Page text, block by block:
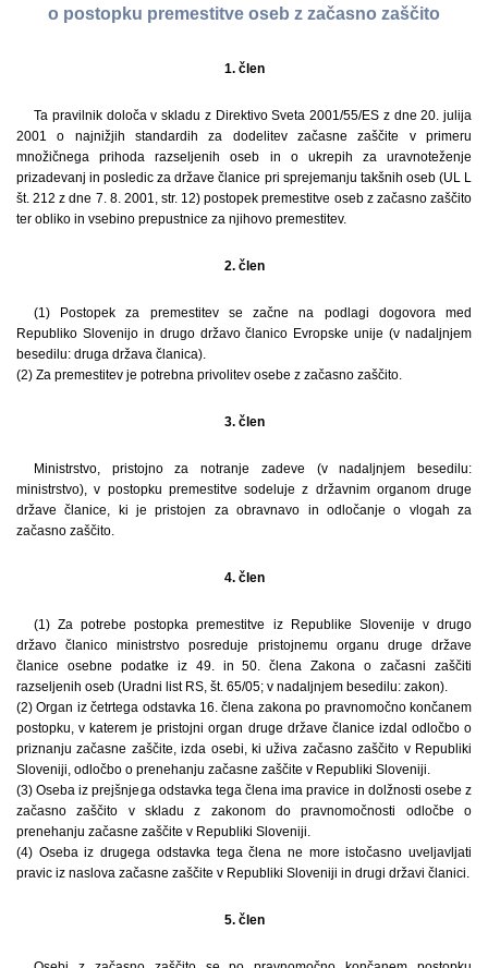
o postopku premestitve oseb z začasno zaščito
1. člen
Ta pravilnik določa v skladu z Direktivo Sveta 2001/55/ES z dne 20. julija
2001 o najnižjih standardih za dodelitev začasne zaščite v primeru
množičnega prihoda razseljenih oseb in o ukrepih za uravnoteženje
prizadevanj in posledic za države članice pri sprejemanju takšnih oseb (UL L
št. 212 z dne 7. 8. 2001, str. 12) postopek premestitve oseb z začasno zaščito
ter obliko in vsebino prepustnice za njihovo premestitev.
2. člen
(1) Postopek za premestitev se začne na podlagi dogovora med
Republiko Slovenijo in drugo državo članico Evropske unije (v nadaljnjem
besedilu: druga država članica).
(2) Za premestitev je potrebna privolitev osebe z začasno zaščito.
3. člen
Ministrstvo, pristojno za notranje zadeve (v nadaljnjem besedilu:
ministrstvo), v postopku premestitve sodeluje z državnim organom druge
države članice, ki je pristojen za obravnavo in odločanje o vlogah za
začasno zaščito.
4. člen
(1) Za potrebe postopka premestitve iz Republike Slovenije v drugo
državo članico ministrstvo posreduje pristojnemu organu druge države
članice osebne podatke iz 49. in 50. člena Zakona o začasni zaščiti
razseljenih oseb (Uradni list RS, št. 65/05; v nadaljnjem besedilu: zakon).
(2) Organ iz četrtega odstavka 16. člena zakona po pravnomočno končanem
postopku, v katerem je pristojni organ druge države članice izdal odločbo o
priznanju začasne zaščite, izda osebi, ki uživa začasno zaščito v Republiki
Sloveniji, odločbo o prenehanju začasne zaščite v Republiki Sloveniji.
(3) Oseba iz prejšnjega odstavka tega člena ima pravice in dolžnosti osebe z
začasno zaščito v skladu z zakonom do pravnomočnosti odločbe o
prenehanju začasne zaščite v Republiki Sloveniji.
(4) Oseba iz drugega odstavka tega člena ne more istočasno uveljavljati
pravic iz naslova začasne zaščite v Republiki Sloveniji in drugi državi članici.
5. člen